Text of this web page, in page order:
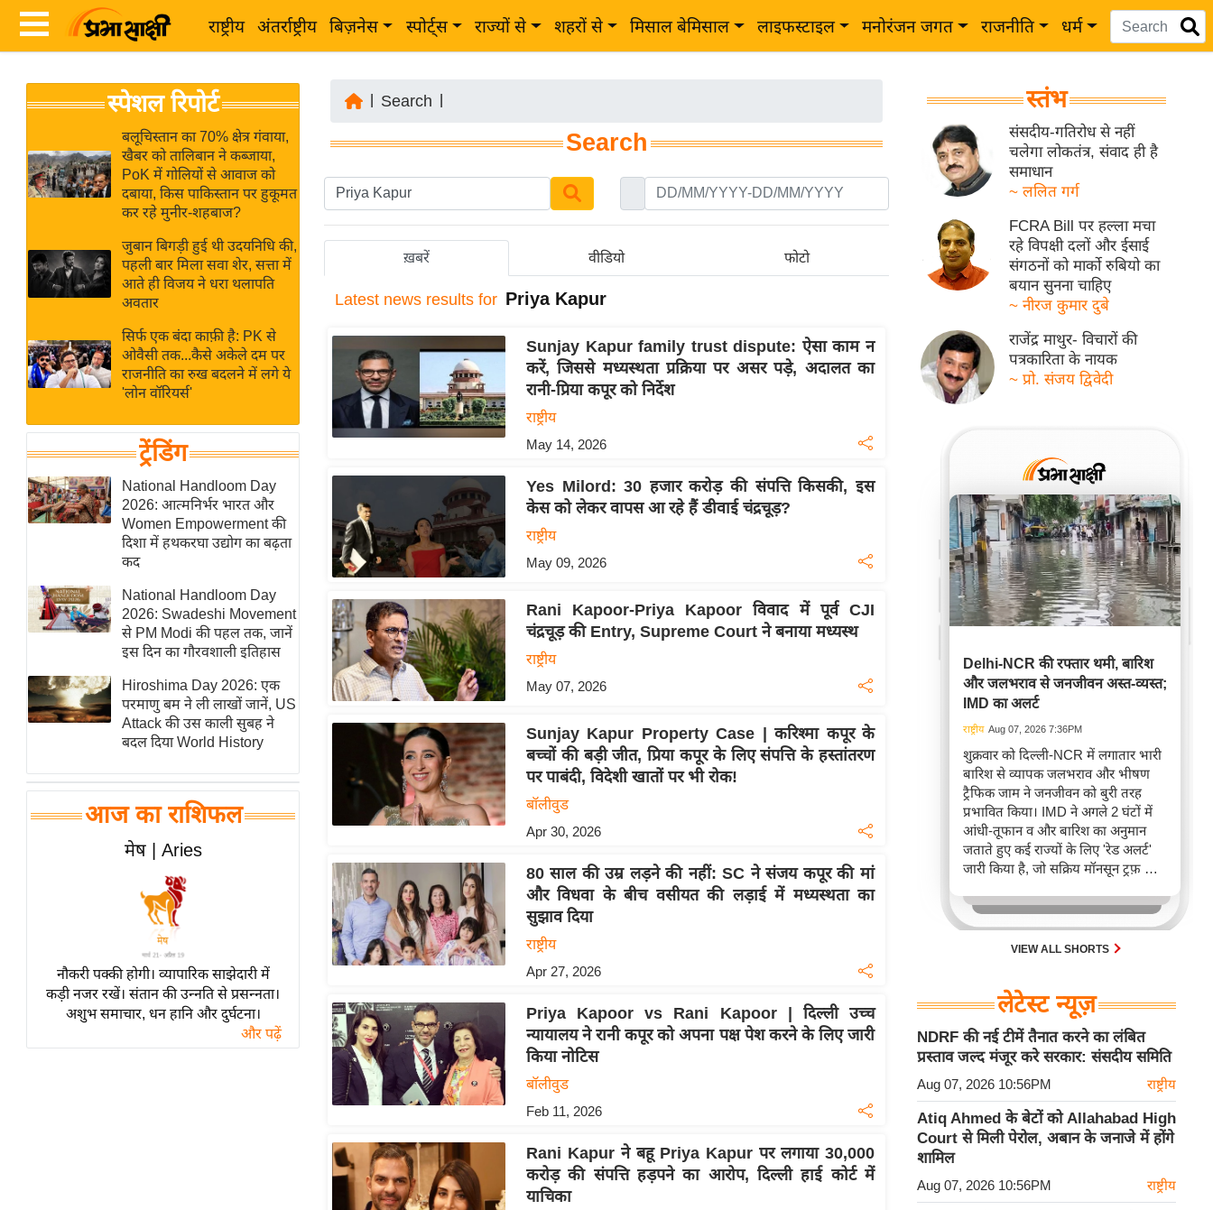
राष्ट्रीय अंतर्राष्ट्रीय बिज़नेस स्पोर्ट्स राज्यों से शहरों से मिसाल बेमिसाल लाइफस्टाइल मनोरंजन जगत राजनीति धर्म
News
Hindi
Hindi
Live
News in
Hindi
News
Hindi
Videos
ब
र
अंतर्राष्ट्रीय
बिज़नेस
उद्योग
विशेषज्ञ
राय
खेल
क्रिकेट
IPL
2026
मिसाल बेमिसाल
शख्सियत
यंग इंडिया
साहित्य जगत
ऑटो वर्ल्ड
न्यूज ब्रीफ
बॉलीवुड
हॉलीवुड
फिल्म समीक्षा
लाइफस्टाइल
टेक्नॉलॉजी
ब्यूटी/फैशन
घरेलू नुस्खे
स्पेशल रिपोर्ट
बलूचिस्तान का 70% क्षेत्र गंवाया,
खैबर को तालिबान ने कब्जाया,
PoK में गोलियों से आवाज को
दबाया, किस पाकिस्तान पर हुकूमत
कर रहे मुनीर-शहबाज?
जुबान बिगड़ी हुई थी उदयनिधि की,
पहली बार मिला सवा शेर, सत्ता में
आते ही विजय ने धरा थलापति
अवतार
सिर्फ एक बंदा काफ़ी है: PK से
ओवैसी तक...कैसे अकेले दम पर
राजनीति का रुख बदलने में लगे ये
'लोन वॉरियर्स'
ट्रेंडिंग
National Handloom Day
2026: आत्मनिर्भर भारत और
Women Empowerment की
दिशा में हथकरघा उद्योग का बढ़ता
कद
National Handloom Day
2026: Swadeshi Movement
से PM Modi की पहल तक, जानें
इस दिन का गौरवशाली इतिहास
Hiroshima Day 2026: एक
परमाणु बम ने ली लाखों जानें, US
Attack की उस काली सुबह ने
बदल दिया World History
आज का राशिफल
मेष | Aries
नौकरी पक्की होगी। व्यापारिक साझेदारी में
कड़ी नजर रखें। संतान की उन्नति से प्रसन्नता।
अशुभ समाचार, धन हानि और दुर्घटना।
और पढ़ें
Search
Search
ख़बरें वीडियो फोटो
Latest news results for Priya Kapur
Sunjay Kapur family trust dispute: ऐसा काम न
करें, जिससे मध्यस्थता प्रक्रिया पर असर पड़े, अदालत का
रानी-प्रिया कपूर को निर्देश
राष्ट्रीय
May 14, 2026
Yes Milord: 30 हजार करोड़ की संपत्ति किसकी, इस
केस को लेकर वापस आ रहे हैं डीवाई चंद्रचूड़?
राष्ट्रीय
May 09, 2026
Rani Kapoor-Priya Kapoor विवाद में पूर्व CJI
चंद्रचूड़ की Entry, Supreme Court ने बनाया मध्यस्थ
राष्ट्रीय
May 07, 2026
Sunjay Kapur Property Case | करिश्मा कपूर के
बच्चों की बड़ी जीत, प्रिया कपूर के लिए संपत्ति के हस्तांतरण
पर पाबंदी, विदेशी खातों पर भी रोक!
बॉलीवुड
Apr 30, 2026
80 साल की उम्र लड़ने की नहीं: SC ने संजय कपूर की मां
और विधवा के बीच वसीयत की लड़ाई में मध्यस्थता का
सुझाव दिया
राष्ट्रीय
Apr 27, 2026
Priya Kapoor vs Rani Kapoor | दिल्ली उच्च
न्यायालय ने रानी कपूर को अपना पक्ष पेश करने के लिए जारी
किया नोटिस
बॉलीवुड
Feb 11, 2026
Rani Kapur ने बहू Priya Kapur पर लगाया 30,000
करोड़ की संपत्ति हड़पने का आरोप, दिल्ली हाई कोर्ट में
याचिका
स्तंभ
संसदीय-गतिरोध से नहीं
चलेगा लोकतंत्र, संवाद ही है
समाधान
~ ललित गर्ग
FCRA Bill पर हल्ला मचा
रहे विपक्षी दलों और ईसाई
संगठनों को मार्को रुबियो का
बयान सुनना चाहिए
~ नीरज कुमार दुबे
राजेंद्र माथुर- विचारों की
पत्रकारिता के नायक
~ प्रो. संजय द्विवेदी
Delhi-NCR की रफ्तार थमी, बारिश
और जलभराव से जनजीवन अस्त-व्यस्त;
IMD का अलर्ट
राष्ट्रीय Aug 07, 2026 7:36PM
शुक्रवार को दिल्ली-NCR में लगातार भारी
बारिश से व्यापक जलभराव और भीषण
ट्रैफिक जाम ने जनजीवन को बुरी तरह
प्रभावित किया। IMD ने अगले 2 घंटों में
आंधी-तूफान व और बारिश का अनुमान
जताते हुए कई राज्यों के लिए 'रेड अलर्ट'
जारी किया है, जो सक्रिय मॉनसून ट्रफ़ और
जिससे यातायात बाधित होने के साथ-साथ
सफदरजंग अस्पताल में भी जलभराव की
स्थिति बनी।VIEW ALL SHORTS
लेटेस्ट न्यूज़
NDRF की नई टीमें तैनात करने का लंबित
प्रस्ताव जल्द मंजूर करे सरकार: संसदीय समिति
Aug 07, 2026 10:56PM राष्ट्रीय
Atiq Ahmed के बेटों को Allahabad High
Court से मिली पेरोल, अबान के जनाजे में होंगे
शामिल
Aug 07, 2026 10:56PM राष्ट्रीय